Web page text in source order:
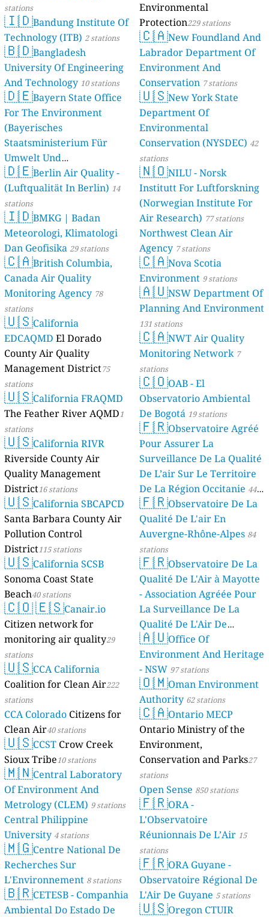
stations
🇮🇩Bandung Institute Of
Technology (ITB) 2 stations
🇧🇩Bangladesh
University Of Engineering
And Technology 10 stations
🇩🇪Bayern State Office
For The Environment
(Bayerisches
Staatsministerium Für
Umwelt Und
Verbraucherschutz) - LfU
46 stations
🇩🇪Berlin Air Quality -
(Luftqualität In Berlin) 14
stations
🇮🇩BMKG | Badan
Meteorologi, Klimatologi
Dan Geofisika 29 stations
🇨🇦British Columbia,
Canada Air Quality
Monitoring Agency 78
stations
🇺🇸California
EDCAQMD El Dorado
County Air Quality
Management District75
stations
🇺🇸California FRAQMD
The Feather River AQMD1
stations
🇺🇸California RIVR
Riverside County Air
Quality Management
District16 stations
🇺🇸California SBCAPCD
Santa Barbara County Air
Pollution Control
District115 stations
🇺🇸California SCSB
Sonoma Coast State
Beach40 stations
🇨🇴🇪🇸Canair.io
Citizen network for
monitoring air quality29
stations
🇺🇸CCA California
Coalition for Clean Air222
stations
CCA Colorado Citizens for
Clean Air40 stations
🇺🇸CCST Crow Creek
Sioux Tribe10 stations
🇲🇳Central Laboratory
Of Environment And
Metrology (CLEM) 9 stations
Central Philippine
University 4 stations
🇲🇬Centre National De
Recherches Sur
L'Environnement 8 stations
🇧🇷CETESB - Companhia
Ambiental Do Estado De
Environmental
Protection229 stations
🇨🇦New Foundland And
Labrador Department Of
Environment And
Conservation 7 stations
🇺🇸New York State
Department Of
Environmental
Conservation (NYSDEC) 42
stations
🇳🇴NILU - Norsk
Institutt For Luftforskning
(Norwegian Institute For
Air Research) 77 stations
Northwest Clean Air
Agency 7 stations
🇨🇦Nova Scotia
Environment 9 stations
🇦🇺NSW Department Of
Planning And Environment
131 stations
🇨🇦NWT Air Quality
Monitoring Network 7
stations
🇨🇴OAB - El
Observatorio Ambiental
De Bogotá 19 stations
🇫🇷Observatoire Agréé
Pour Assurer La
Surveillance De La Qualité
De L’air Sur Le Territoire
De La Région Occitanie 44
stations
🇫🇷Observatoire De La
Qualité De L'air En
Auvergne-Rhône-Alpes 84
stations
🇫🇷Observatoire De La
Qualité De L'Air à Mayotte
- Association Agréée Pour
La Surveillance De La
Qualité De L'Air De
Mayotte 4 stations
🇦🇺Office Of
Environment And Heritage
- NSW 97 stations
🇴🇲Oman Environment
Authority 62 stations
🇨🇦Ontario MECP
Ontario Ministry of the
Environment,
Conservation and Parks27
stations
Open Sense 850 stations
🇫🇷ORA -
L'Observatoire
Réunionnais De L’Air 15
stations
🇫🇷ORA Guyane -
Observatoire Régional De
L'Air De Guyane 5 stations
🇺🇸Oregon CTUIR